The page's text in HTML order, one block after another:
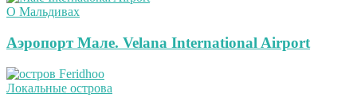
О Мальдивах
Аэропорт Мале. Velana International Airport
Локальные острова